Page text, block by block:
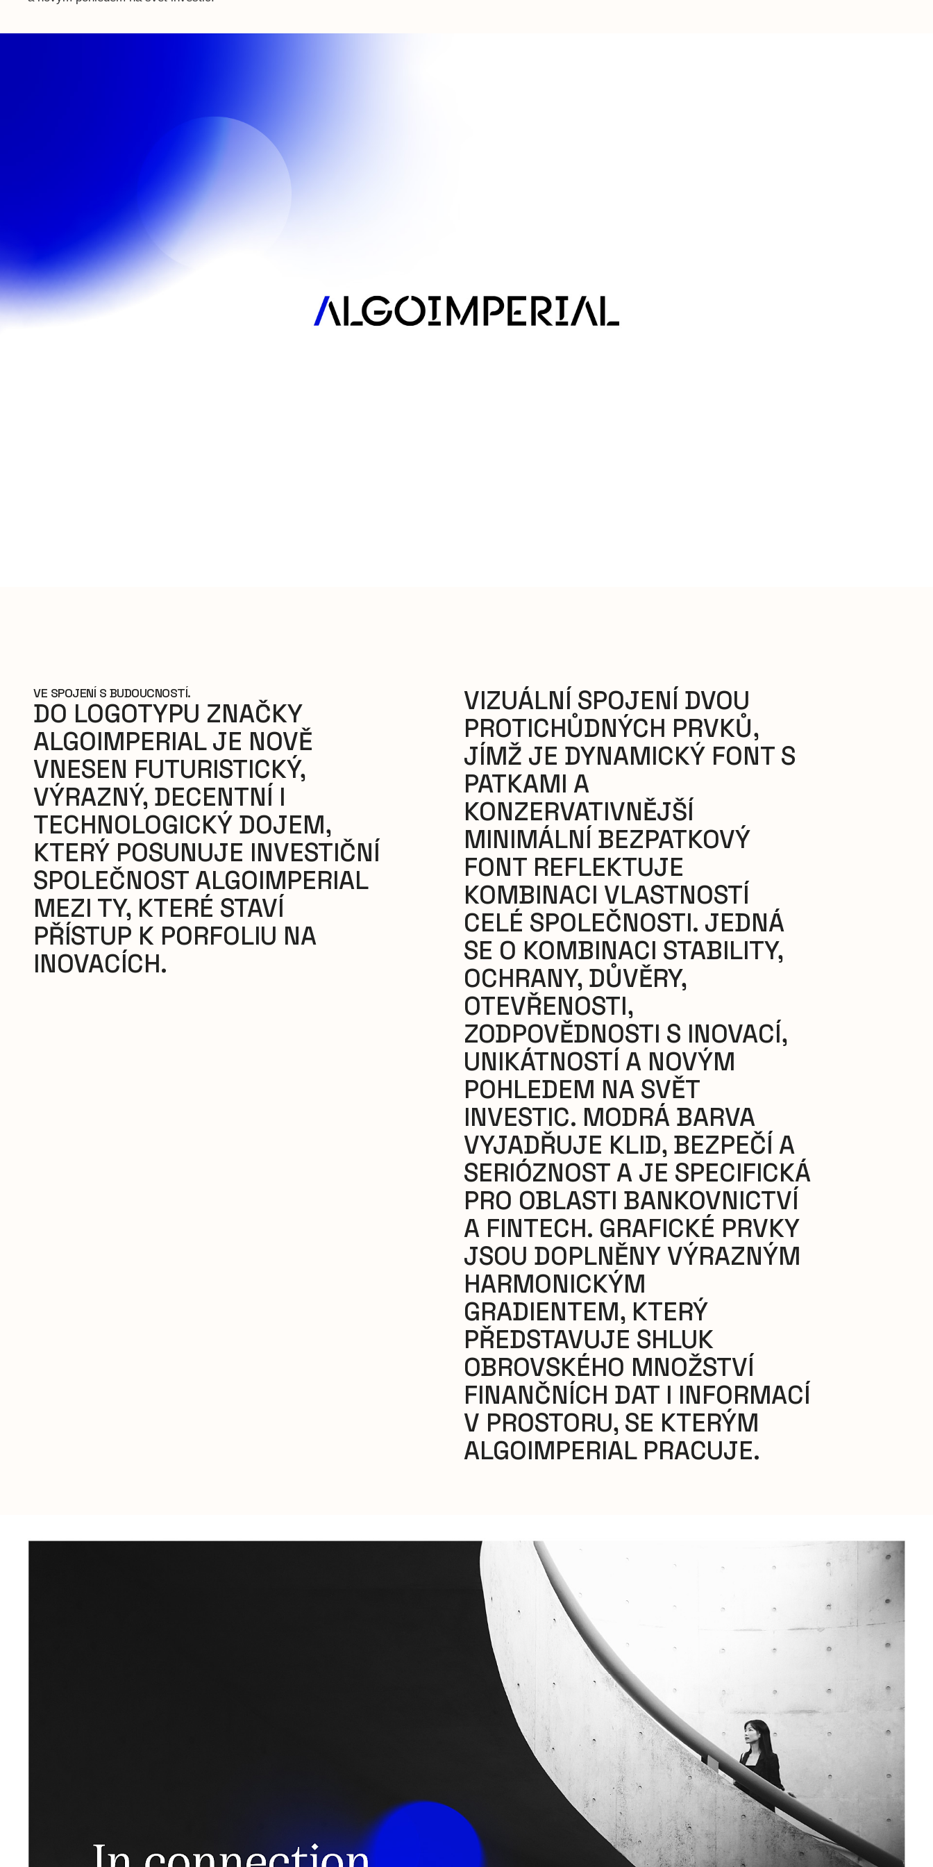
VE SPOJENÍ S BUDOUCNOSTÍ.
DO LOGOTYPU ZNAČKY
ALGOIMPERIAL JE NOVĚ
VNESEN FUTURISTICKÝ,
VÝRAZNÝ, DECENTNÍ I
TECHNOLOGICKÝ DOJEM,
KTERÝ POSUNUJE INVESTIČNÍ
SPOLEČNOST ALGOIMPERIAL
MEZI TY, KTERÉ STAVÍ
PŘÍSTUP K PORFOLIU NA
INOVACÍCH.
VIZUÁLNÍ SPOJENÍ DVOU
PROTICHŮDNÝCH PRVKŮ,
JÍMŽ JE DYNAMICKÝ FONT S
PATKAMI A
KONZERVATIVNĚJŠÍ
MINIMÁLNÍ BEZPATKOVÝ
FONT REFLEKTUJE
KOMBINACI VLASTNOSTÍ
CELÉ SPOLEČNOSTI. JEDNÁ
SE O KOMBINACI STABILITY,
OCHRANY, DŮVĚRY,
OTEVŘENOSTI,
ZODPOVĚDNOSTI S INOVACÍ,
UNIKÁTNOSTÍ A NOVÝM
POHLEDEM NA SVĚT
INVESTIC. MODRÁ BARVA
VYJADŘUJE KLID, BEZPEČÍ A
SERIÓZNOST A JE SPECIFICKÁ
PRO OBLASTI BANKOVNICTVÍ
A FINTECH. GRAFICKÉ PRVKY
JSOU DOPLNĚNY VÝRAZNÝM
HARMONICKÝM
GRADIENTEM, KTERÝ
PŘEDSTAVUJE SHLUK
OBROVSKÉHO MNOŽSTVÍ
FINANČNÍCH DAT I INFORMACÍ
V PROSTORU, SE KTERÝM
ALGOIMPERIAL PRACUJE.